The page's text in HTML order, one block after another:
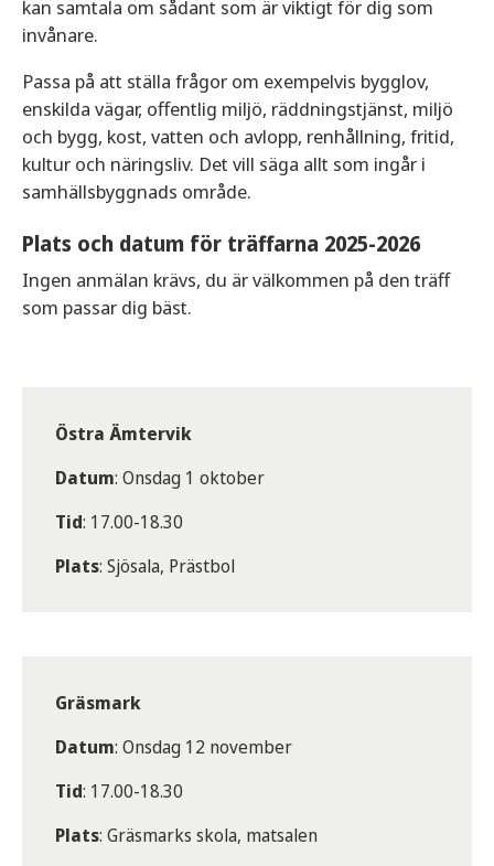
kan samtala om sådant som är viktigt för dig som
invånare.
Passa på att ställa frågor om exempelvis bygglov,
enskilda vägar, offentlig miljö, räddningstjänst, miljö
och bygg, kost, vatten och avlopp, renhållning, fritid,
kultur och näringsliv. Det vill säga allt som ingår i
samhällsbyggnads område.
Plats och datum för träffarna 2025-2026
Ingen anmälan krävs, du är välkommen på den träff
som passar dig bäst.
Östra Ämtervik
Datum: Onsdag 1 oktober
Tid: 17.00-18.30
Plats: Sjösala, Prästbol
Gräsmark
Datum: Onsdag 12 november
Tid: 17.00-18.30
Plats: Gräsmarks skola, matsalen